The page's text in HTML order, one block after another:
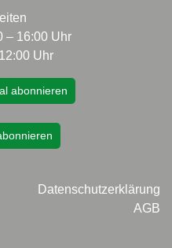
– 16:00 Uhr
Uhr
abonnieren
Datenschutzerklärung
AGB